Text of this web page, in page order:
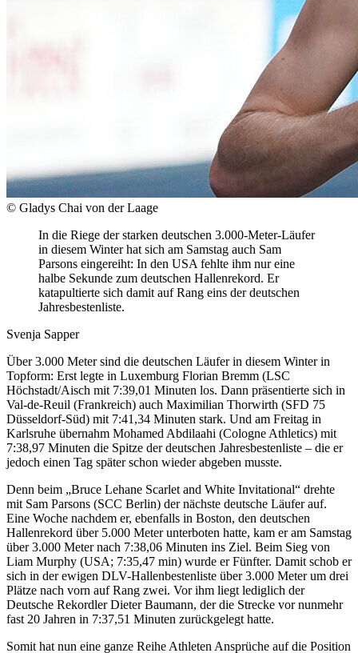
© Gladys Chai von der Laage
In die Riege der starken deutschen 3.000-Meter-Läufer
in diesem Winter hat sich am Samstag auch Sam
Parsons eingereiht: In den USA fehlte ihm nur eine
halbe Sekunde zum deutschen Hallenrekord. Er
katapultierte sich damit auf Rang eins der deutschen
Jahresbestenliste.
Svenja Sapper
Über 3.000 Meter sind die deutschen Läufer in diesem Winter in
Topform: Erst legte in Luxemburg Florian Bremm (LSC
Höchstadt/Aisch mit 7:39,01 Minuten los. Dann präsentierte sich in
Val-de-Reuil (Frankreich) auch Maximilian Thorwirth (SFD 75
Düsseldorf-Süd) mit 7:41,34 Minuten stark. Und am Freitag in
Karlsruhe übernahm Mohamed Abdilaahi (Cologne Athletics) mit
7:38,97 Minuten die Spitze der deutschen Jahresbestenliste – die er
jedoch einen Tag später schon wieder abgeben musste.
Denn beim „Bruce Lehane Scarlet and White Invitational“ drehte
mit Sam Parsons (SCC Berlin) der nächste deutsche Läufer auf.
Eine Woche nachdem er, ebenfalls in Boston, den deutschen
Hallenrekord über 5.000 Meter unterboten hatte, kam er am Samstag
über 3.000 Meter nach 7:38,06 Minuten ins Ziel. Beim Sieg von
Liam Murphy (USA; 7:35,47 min) wurde er Fünfter. Damit schob er
sich in der ewigen DLV-Hallenbestenliste über 3.000 Meter um drei
Plätze nach vorn auf Rang zwei. Vor ihm liegt lediglich der
Deutsche Rekordler Dieter Baumann, der die Strecke vor nunmehr
fast 20 Jahren in 7:37,51 Minuten zurückgelegt hatte.
Somit hat nun eine ganze Reihe Athleten Ansprüche auf die Position